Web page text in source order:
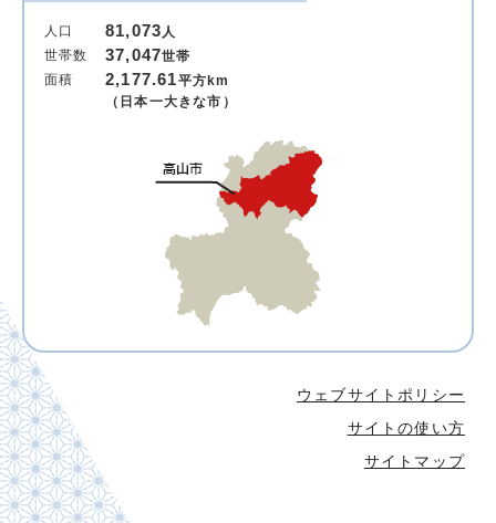
人口 81,073人
世帯数
37,047世帯
面積
2,177.61平方km
（日本一大きな市）
ウェブサイトポリシー
サイトの使い方
サイトマップ